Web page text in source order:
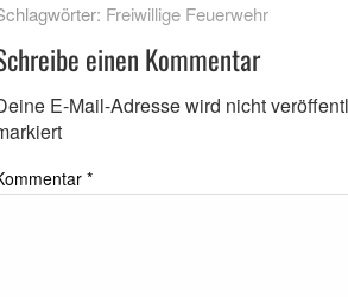
Freiwillige Feuerwehr
einen Kommentar
E-Mail-Adresse wird nicht
*